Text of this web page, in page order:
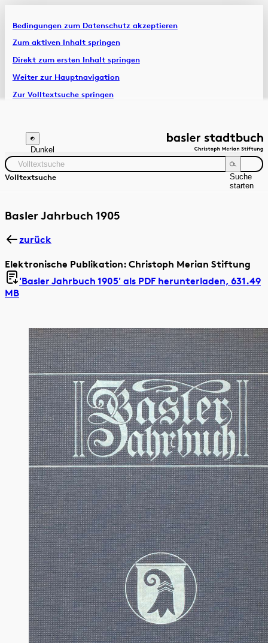
Bedingungen zum Datenschutz akzeptieren
Zum aktiven Inhalt springen
Direkt zum ersten Inhalt springen
Weiter zur Hauptnavigation
Zur Volltextsuche springen
Artikel & Dossiers
Chronik
Dunkel
Volltextsuche
Suche
starten
Zeitraum Autor:in
Basler Jahrbuch 1905
zurück
Elektronische Publikation: Christoph Merian Stiftung
'Basler Jahrbuch 1905' als PDF herunterladen, 631.49
MB